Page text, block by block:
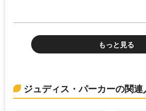
もっと見る
ジュディス・パーカーの関連